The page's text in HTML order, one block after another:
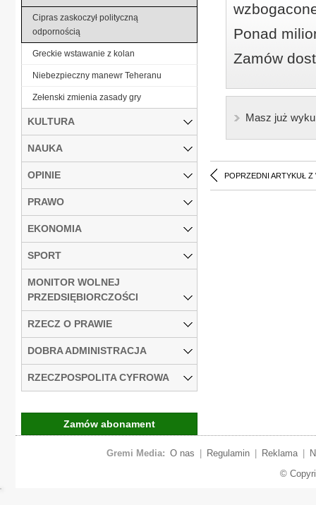
Ponad
Zamów
Masz już
POPRZEDNI ARTYKUŁ Z
Cipras zaskoczył polityczną
odpornością
Greckie wstawanie z kolan
Niebezpieczny manewr Teheranu
Zełenski zmienia zasady gry
KULTURA
NAUKA
OPINIE
PRAWO
EKONOMIA
SPORT
MONITOR WOLNEJ
PRZEDSIĘBIORCZOŚCI
RZECZ O PRAWIE
DOBRA ADMINISTRACJA
RZECZPOSPOLITA CYFROWA
Zamów abonament
Gremi Media: O nas Regulamin Reklama
©